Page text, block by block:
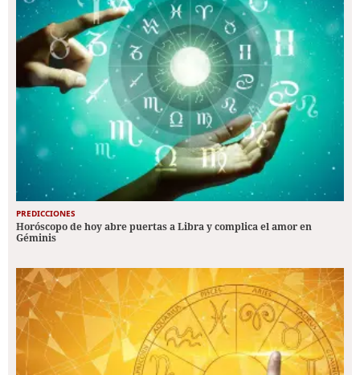
PREDICCIONES
Horóscopo de hoy abre puertas a Libra y complica el amor en
Géminis